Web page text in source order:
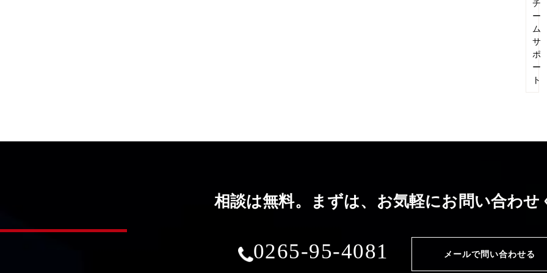
チ
ー
ム
サ
ポ
ー
ト
相談は無料。まずは、お気軽にお問い合わせ
0265-95-4081 メールで問い合わせる